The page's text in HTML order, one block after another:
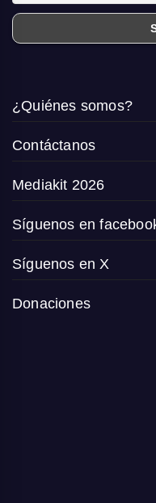
¿Quiénes somos?
Contáctanos
Mediakit 2026
Síguenos en
Síguenos en X
Donaciones